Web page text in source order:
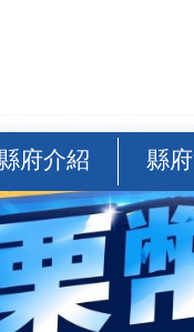
府介紹 縣